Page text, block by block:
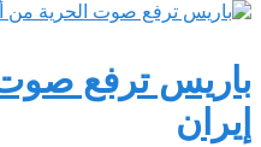
باريس ترفع
إيران